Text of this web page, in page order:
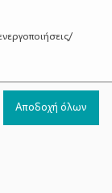
Αποδοχή όλων